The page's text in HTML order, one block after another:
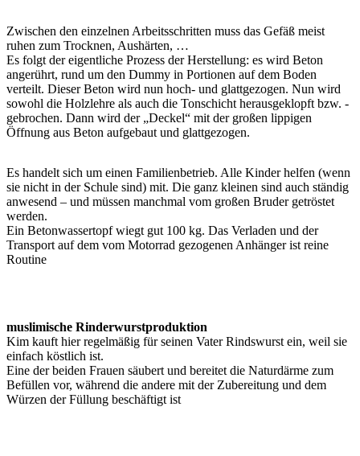
Zwischen den einzelnen Arbeitsschritten muss das Gefäß meist
ruhen zum Trocknen, Aushärten, …
Es folgt der eigentliche Prozess der Herstellung: es wird Beton
angerührt, rund um den Dummy in Portionen auf dem Boden
verteilt. Dieser Beton wird nun hoch- und glattgezogen. Nun wird
sowohl die Holzlehre als auch die Tonschicht herausgeklopft bzw. -
gebrochen. Dann wird der „Deckel“ mit der großen lippigen
Öffnung aus Beton aufgebaut und glattgezogen.
Es handelt sich um einen Familienbetrieb. Alle Kinder helfen (wenn
sie nicht in der Schule sind) mit. Die ganz kleinen sind auch ständig
anwesend – und müssen manchmal vom großen Bruder getröstet
werden.
Ein Betonwassertopf wiegt gut 100 kg. Das Verladen und der
Transport auf dem vom Motorrad gezogenen Anhänger ist reine
Routine
muslimische Rinderwurstproduktion
Kim kauft hier regelmäßig für seinen Vater Rindswurst ein, weil sie
einfach köstlich ist.
Eine der beiden Frauen säubert und bereitet die Naturdärme zum
Befüllen vor, während die andere mit der Zubereitung und dem
Würzen der Füllung beschäftigt ist